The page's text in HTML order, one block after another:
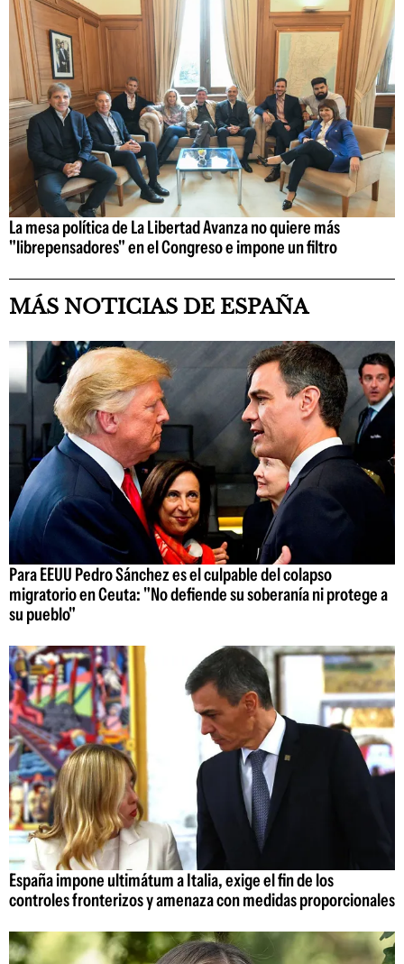
La mesa política de La Libertad Avanza no quiere más
"librepensadores" en el Congreso e impone un filtro
MÁS NOTICIAS DE ESPAÑA
Para EEUU Pedro Sánchez es el culpable del colapso
migratorio en Ceuta: "No defiende su soberanía ni protege a
su pueblo"
España impone ultimátum a Italia, exige el fin de los
controles fronterizos y amenaza con medidas proporcionales